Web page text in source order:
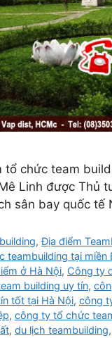
chức team
Linh được Thủ
sân bay quốc tế
,Địa điểm
teambuilding tại miền
ở Hà Nội, Công ty
building uy tín,
tốt tại Hà Nội, công
, công ty tổ chức
, du lịch teambuilding,